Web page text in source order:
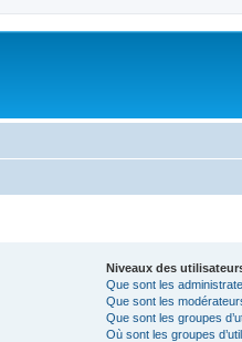
Niveaux des
Que sont les
Que sont les
Que sont les groupes
Où sont les groupes